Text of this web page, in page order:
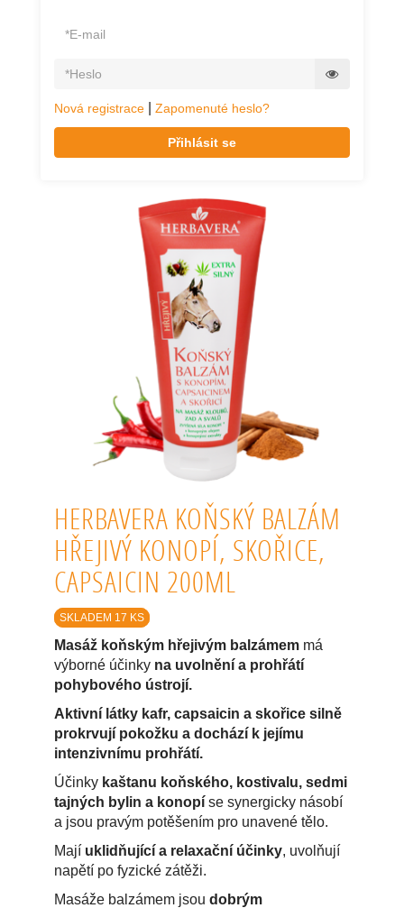
Nová registrace Zapomenuté heslo?
Přihlásit se
HERBAVERA KOŇSKÝ BALZÁM
HŘEJIVÝ KONOPÍ, SKOŘICE,
CAPSAICIN 200ML
SKLADEM 17 KS
Masáž koňským hřejivým balzámem má
výborné účinky na uvolnění a prohřátí
pohybového ústrojí.
Aktivní látky kafr, capsaicin a skořice silně
prokrvují pokožku a dochází k jejímu
intenzivnímu prohřátí.
Účinky kaštanu koňského, kostivalu, sedmi
tajných bylin a konopí se synergicky násobí
a jsou pravým potěšením pro unavené tělo.
Mají uklidňující a relaxační účinky, uvolňují
napětí po fyzické zátěži.
Masáže balzámem jsou dobrým